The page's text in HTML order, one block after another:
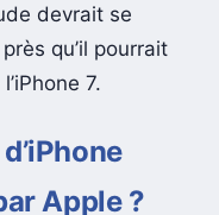
devrait se
qu’il pourrait
7.
Apple ?